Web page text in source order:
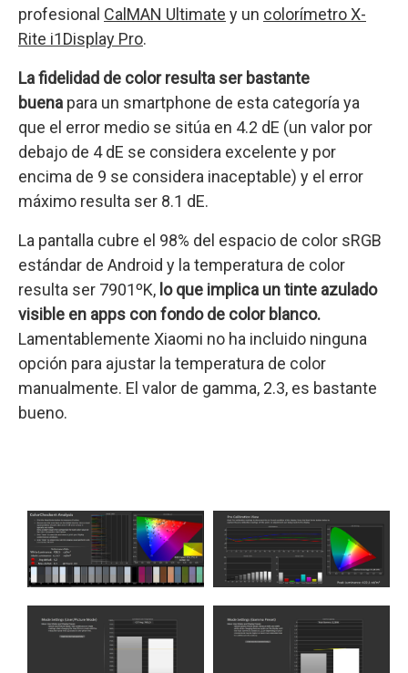
profesional CalMAN Ultimate y un colorímetro X-
Rite i1Display Pro.
La fidelidad de color resulta ser bastante
buena para un smartphone de esta categoría ya
que el error medio se sitúa en 4.2 dE (un valor por
debajo de 4 dE se considera excelente y por
encima de 9 se considera inaceptable) y el error
máximo resulta ser 8.1 dE.
La pantalla cubre el 98% del espacio de color sRGB
estándar de Android y la temperatura de color
resulta ser 7901ºK, lo que implica un tinte azulado
visible en apps con fondo de color blanco.
Lamentablemente Xiaomi no ha incluido ninguna
opción para ajustar la temperatura de color
manualmente. El valor de gamma, 2.3, es bastante
bueno.